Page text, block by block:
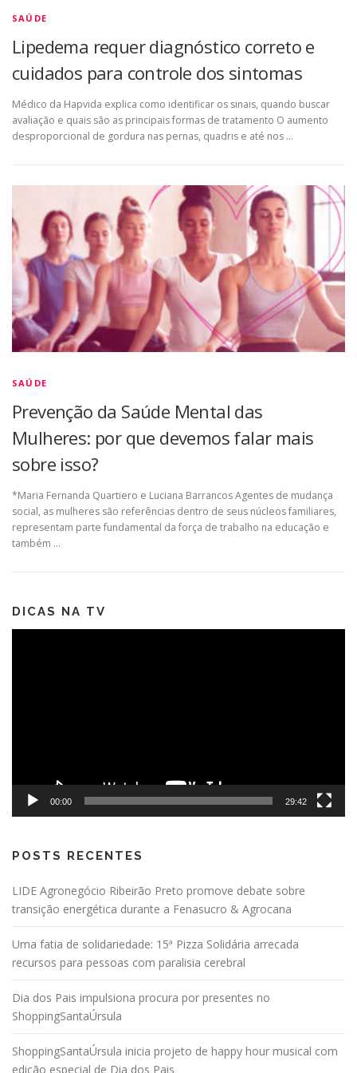
SAÚDE
Lipedema requer diagnóstico correto e
cuidados para controle dos sintomas
Médico da Hapvida explica como identificar os sinais, quando buscar
avaliação e quais são as principais formas de tratamento O aumento
desproporcional de gordura nas pernas, quadris e até nos …
SAÚDE
Prevenção da Saúde Mental das
Mulheres: por que devemos falar mais
sobre isso?
*Maria Fernanda Quartiero e Luciana Barrancos Agentes de mudança
social, as mulheres são referências dentro de seus núcleos familiares,
representam parte fundamental da força de trabalho na educação e
também …
DICAS NA TV
00:00 29:42
POSTS RECENTES
LIDE Agronegócio Ribeirão Preto promove debate sobre
transição energética durante a Fenasucro & Agrocana
Uma fatia de solidariedade: 15ª Pizza Solidária arrecada
recursos para pessoas com paralisia cerebral
Dia dos Pais impulsiona procura por presentes no
ShoppingSantaÚrsula
ShoppingSantaÚrsula inicia projeto de happy hour musical com
edição especial de Dia dos Pais